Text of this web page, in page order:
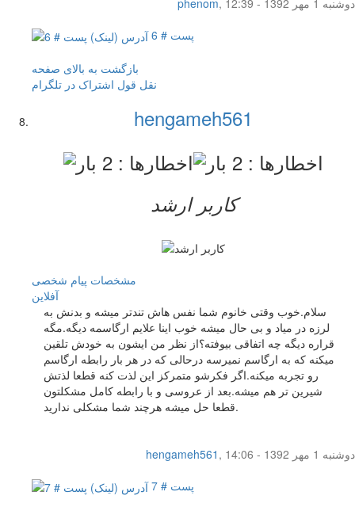
phenom,
دوشنبه 1 مهر 1392 - 12:39
پست # 6
بازگشت به بالای صفحه
نقل قول اشتراک در تلگرام
hengameh561
کاربر ارشد
مشخصات پیام شخصی
آفلاين
سلام.خوب وقتی خانوم شما نفس هاش تندتر میشه و بدنش به
لرزه در میاد و بی حال میشه خوب اینا علایم ارگاسمه دیگه.مگه
قراره دیگه چه اتفاقی بیوفته؟از نظر من ایشون به خودش تلقین
میکنه که به ارگاسم نمیرسه درحالی که در هر بار رابطه ارگاسم
رو تجربه میکنه.اگر فکرشو متمرکز این لذت کنه قطعا لذتش
شیرین تر هم میشه.بعد از عروسی و با رابطه کامل مشکلتون
قطعا حل میشه هرچند شما مشکلی ندارید.
hengameh561 ,
دوشنبه 1 مهر 1392 - 14:06
پست # 7